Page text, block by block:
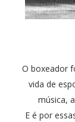
O boxeador
vida de
música,
E é por